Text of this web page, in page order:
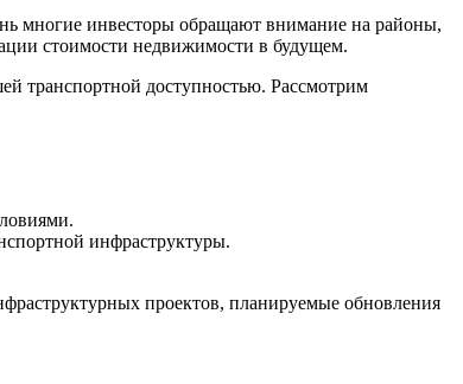
многие инвесторы обращают внимание на районы,
стоимости недвижимости в будущем.
транспортной доступностью. Рассмотрим
инфраструктуры.
проектов, планируемые обновления